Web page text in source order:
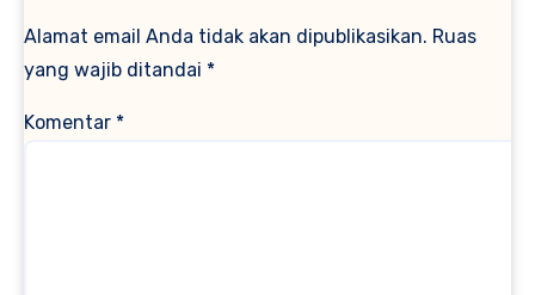
Alamat email Anda tidak akan dipublikasikan. Ruas
yang wajib ditandai *
Komentar *